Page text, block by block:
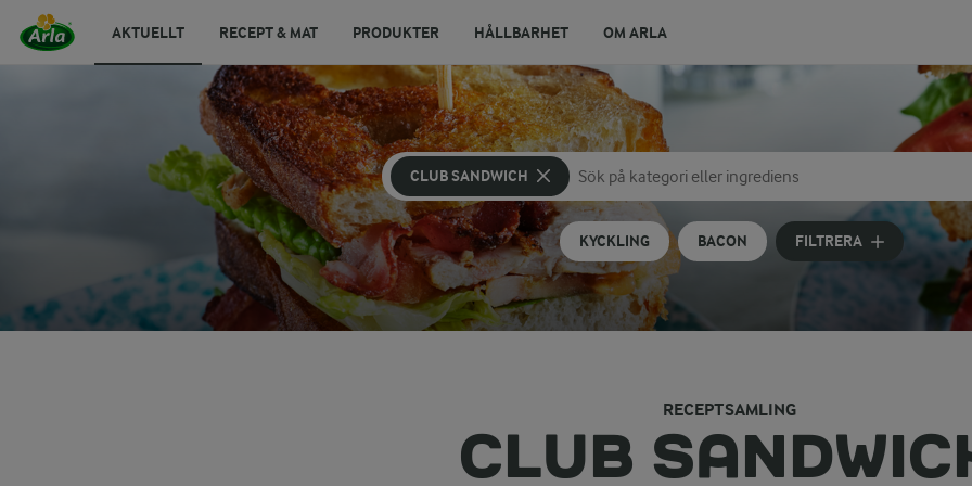
AKTUELLT RECEPT & MAT PRODUKTER HÅLLBARHET OM ARLA
CLUB SANDWICH
Sök på kategori eller ingrediens
Skriv in sökord för att få förslag
KYCKLING BACON FILTRERA
RECEPTSAMLING
CLUB